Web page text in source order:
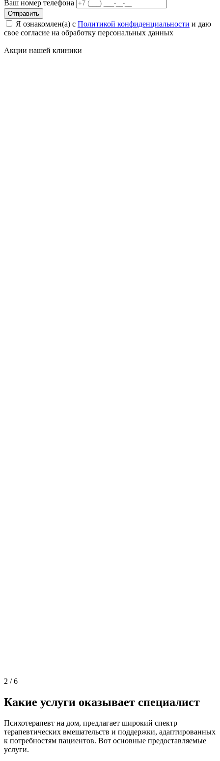
Ваш номер телефона
Отправить
Я ознакомлен(а) с Политикой конфиденциальности и даю
свое cогласие на обработку персональных данных
Акции нашей клиники
2 /6
Какие услуги оказывает специалист
Психотерапевт на дом, предлагает широкий спектр
терапевтических вмешательств и поддержки, адаптированных
к потребностям пациентов. Вот основные предоставляемые
услуги.